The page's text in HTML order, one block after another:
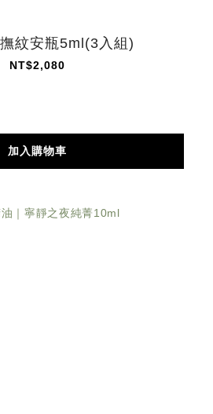
紋安瓶5ml(3入組)
NT$2,080
加入購物車